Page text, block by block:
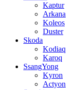
Kaptur
Arkana
Koleos
Duster
Skoda
Kodiaq
Karoq
SsangYong
Kyron
Actyon